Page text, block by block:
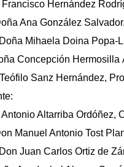
Hernández
Ana González
Mihaela Doina Popa-
Concepción
Sanz Hernández,
Altarriba Ordóñez,
Manuel Antonio Tost
Juan Carlos Ortiz de